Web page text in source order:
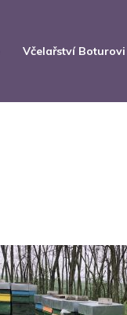
Včelařství Boturovi